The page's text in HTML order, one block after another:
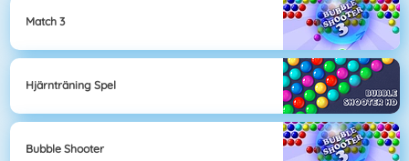
Match 3
Hjärnträning Spel
Bubble Shooter